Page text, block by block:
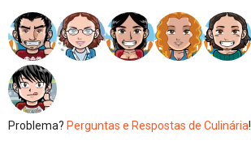
Problema? Perguntas e Respostas de Culinária!